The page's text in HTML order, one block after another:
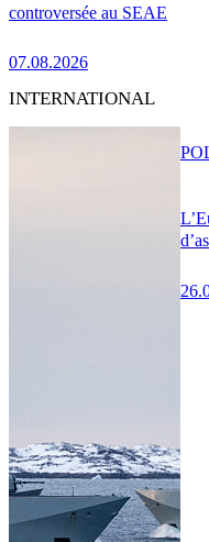
controversée au SEAE
07.08.2026
INTERNATIONAL